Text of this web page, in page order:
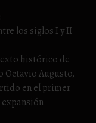
los siglos I y II
histórico de
Octavio Augusto,
en el primer
expansión